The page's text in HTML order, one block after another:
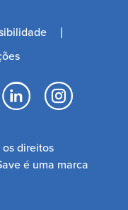
direitos
é uma marca